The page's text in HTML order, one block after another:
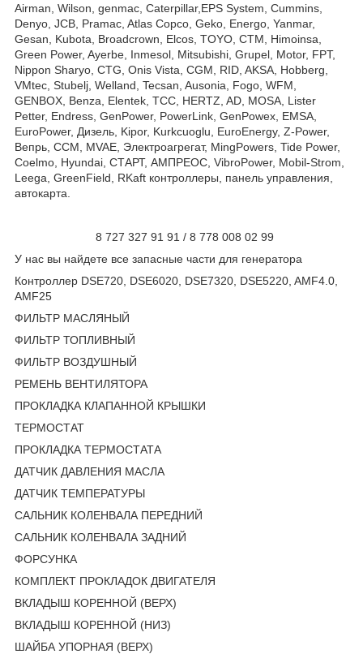
Airman, Wilson, genmac, Caterpillar,EPS System, Cummins,
Denyo, JCB, Pramac, Atlas Copco, Geko, Energo, Yanmar,
Gesan, Kubota, Broadcrown, Elcos, TOYO, CTM, Himoinsa,
Green Power, Ayerbe, Inmesol, Mitsubishi, Grupel, Motor, FPT,
Nippon Sharyo, CTG, Onis Vista, CGM, RID, AKSA, Hobberg,
VMtec, Stubelj, Welland, Tecsan, Ausonia, Fogo, WFM,
GENBOX, Benza, Elentek, TCC, HERTZ, AD, MOSA, Lister
Petter, Endress, GenPower, PowerLink, GenPowex, EMSA,
EuroPower, Дизель, Kipor, Kurkcuoglu, EuroEnergy, Z-Power,
Вепрь, CCM, MVAE, Электроагрегат, MingPowers, Tide Power,
Coelmo, Hyundai, СТАРТ, АМПРЕОС, VibroPower, Mobil-Strom,
Leega, GreenField, RKaft контроллеры, панель управления,
автокарта.
8 727 327 91 91 / 8 778 008 02 99
У нас вы найдете все запасные части для генератора
Контроллер DSE720, DSE6020, DSE7320, DSE5220, AMF4.0,
AMF25
ФИЛЬТР МАСЛЯНЫЙ
ФИЛЬТР ТОПЛИВНЫЙ
ФИЛЬТР ВОЗДУШНЫЙ
РЕМЕНЬ ВЕНТИЛЯТОРА
ПРОКЛАДКА КЛАПАННОЙ КРЫШКИ
ТЕРМОСТАТ
ПРОКЛАДКА ТЕРМОСТАТА
ДАТЧИК ДАВЛЕНИЯ МАСЛА
ДАТЧИК ТЕМПЕРАТУРЫ
САЛЬНИК КОЛЕНВАЛА ПЕРЕДНИЙ
САЛЬНИК КОЛЕНВАЛА ЗАДНИЙ
ФОРСУНКА
КОМПЛЕКТ ПРОКЛАДОК ДВИГАТЕЛЯ
ВКЛАДЫШ КОРЕННОЙ (ВЕРХ)
ВКЛАДЫШ КОРЕННОЙ (НИЗ)
ШАЙБА УПОРНАЯ (ВЕРХ)